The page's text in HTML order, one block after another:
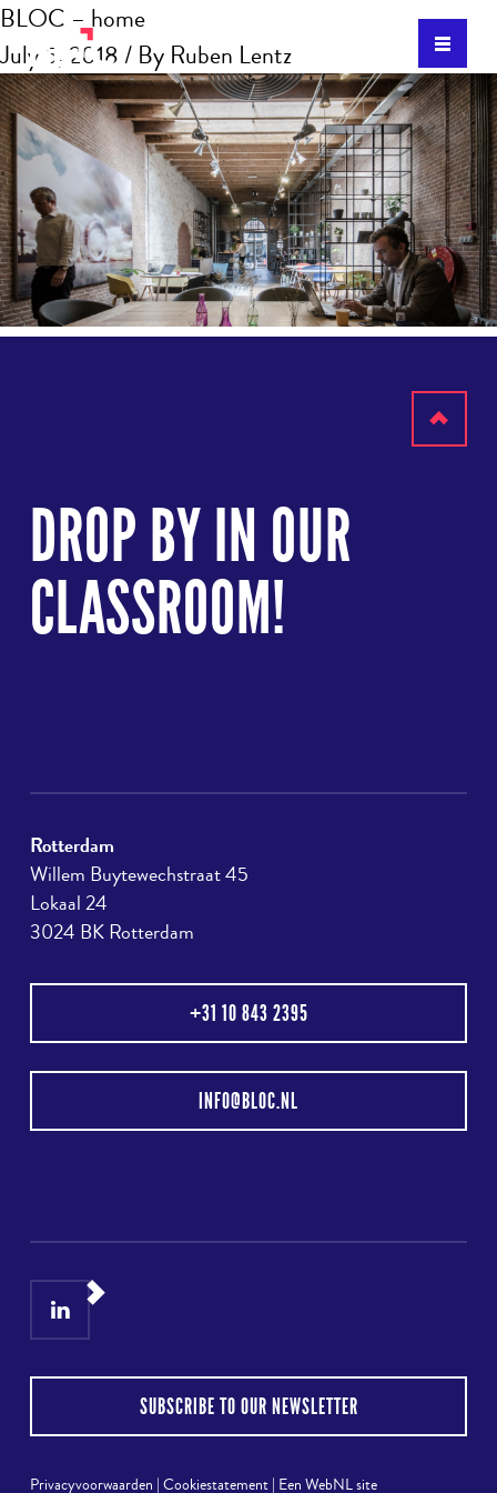
BLOC – home
July 5, 2018 / By Ruben Lentz
DROP BY IN OUR
CLASSROOM!
Rotterdam
Willem Buytewechstraat 45
Lokaal 24
3024 BK Rotterdam
+31 10 843 2395
INFO@BLOC.NL
SUBSCRIBE TO OUR NEWSLETTER
Privacyvoorwaarden |Cookiestatement| Een WebNL site